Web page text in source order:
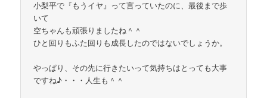
小梨平で『もうイヤ』って言っていたのに、最後まで歩
いて
空ちゃんも頑張りましたね＾＾
ひと回りもふた回りも成長したのではないでしょうか。
やっぱり、その先に行きたいって気持ちはとっても大事
ですね♪・・・人生も＾＾